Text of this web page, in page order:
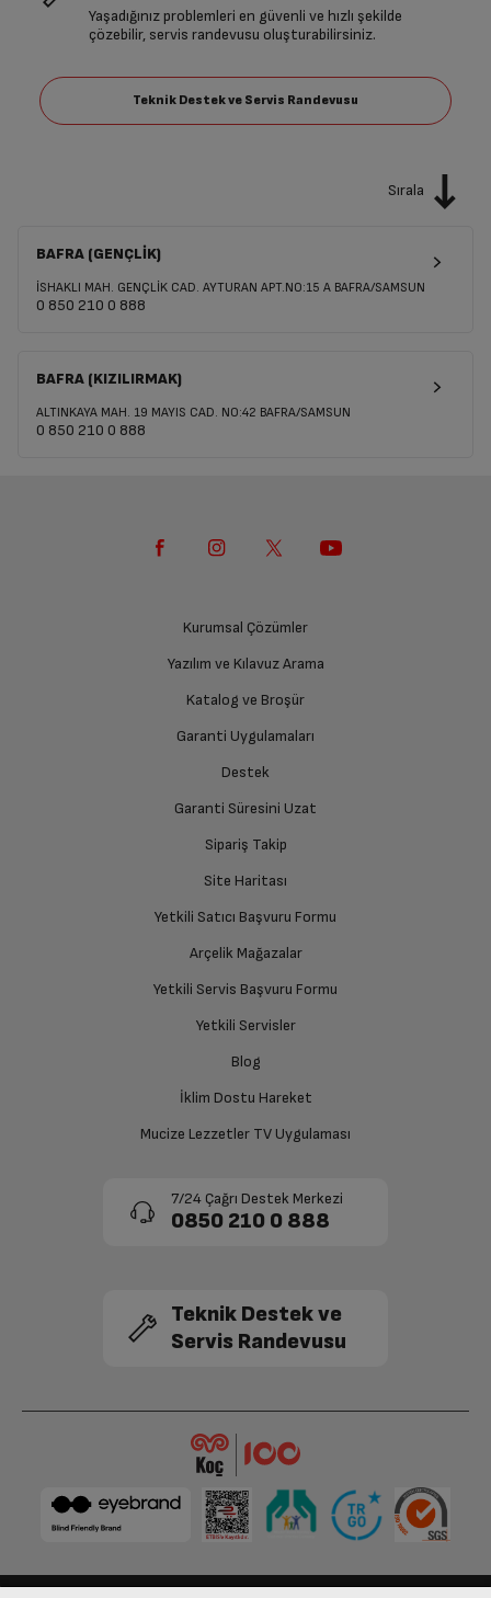
Yaşadığınız problemleri en güvenli ve hızlı şekilde
çözebilir, servis randevusu oluşturabilirsiniz.
Sırala
BAFRA (GENÇLİK)
İSHAKLI MAH. GENÇLİK CAD. AYTURAN APT.NO:15 A BAFRA/SAMSUN
0 850 210 0 888
BAFRA (KIZILIRMAK)
ALTINKAYA MAH. 19 MAYIS CAD. NO:42 BAFRA/SAMSUN
0 850 210 0 888
Kurumsal Çözümler
Yazılım ve Kılavuz Arama
Katalog ve Broşür
Garanti Uygulamaları
Destek
Garanti Süresini Uzat
Sipariş Takip
Site Haritası
Yetkili Satıcı Başvuru Formu
Arçelik Mağazalar
Yetkili Servis Başvuru Formu
Yetkili Servisler
Blog
İklim Dostu Hareket
Mucize Lezzetler TV Uygulaması
7/24 Çağrı Destek Merkezi
0850 210 0 888
Teknik Destek ve
Servis Randevusu